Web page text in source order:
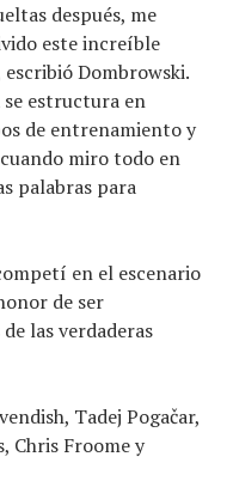
después, me
este increíble
escribió Dombrowski.
estructura en
de entrenamiento y
miro todo en
palabras para
en el escenario
de ser
las verdaderas
Tadej Pogačar,
Chris Froome y